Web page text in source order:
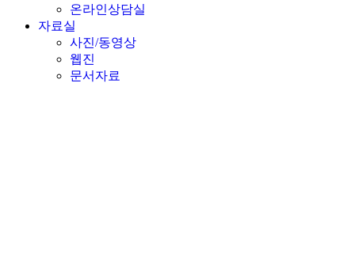
온라인상담실
자료실
사진/동영상
웹진
문서자료